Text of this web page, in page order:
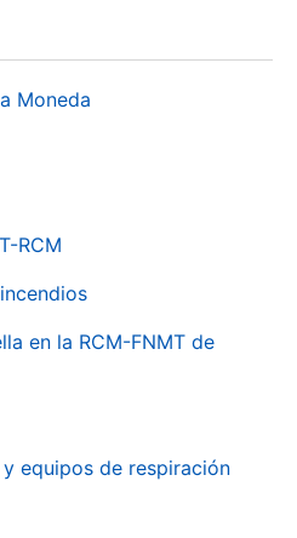
Moneda
RCM
en la RCM-FNMT de
equipos de respiración